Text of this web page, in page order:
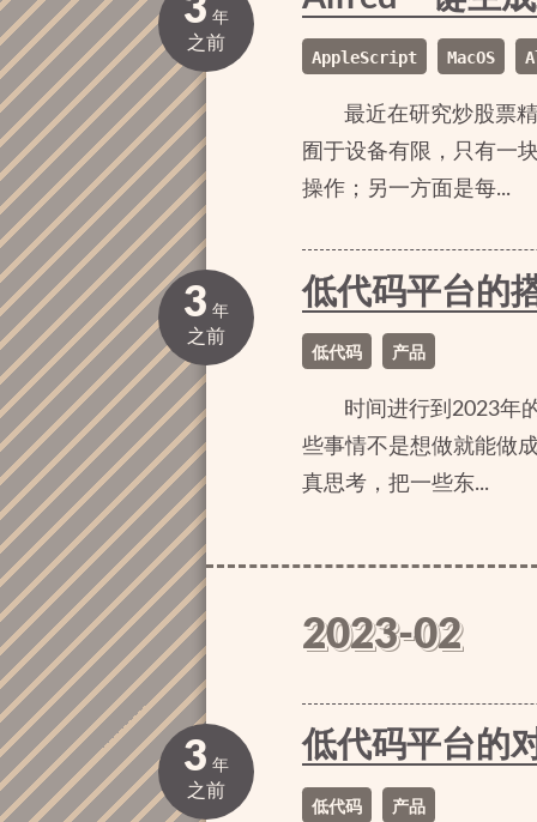
3 年
之前
AppleScript MacOS
最近在研究炒股票
囿于设备有限，只有一
操作；另一方面是每...
3 年
之前
低代码平台的
低代码 产品
时间进行到2023年
些事情不是想做就能做
真思考，把一些东...
2023-02
3 年
之前
低代码平台的
低代码 产品